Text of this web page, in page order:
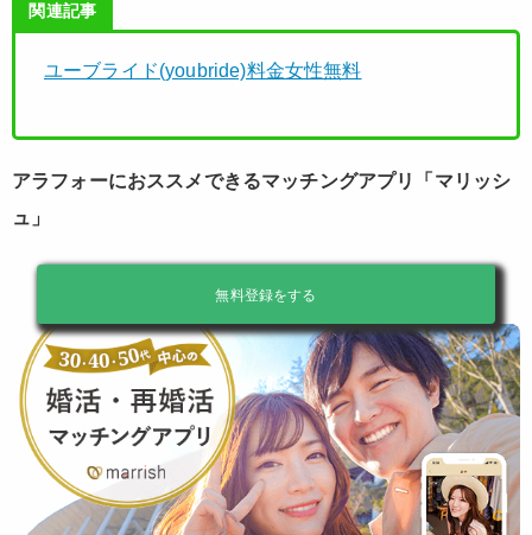
関連記事
ユーブライド(youbride)料金女性無料
アラフォーにおススメできるマッチングアプリ「マリッシ
ュ」
無料登録をする